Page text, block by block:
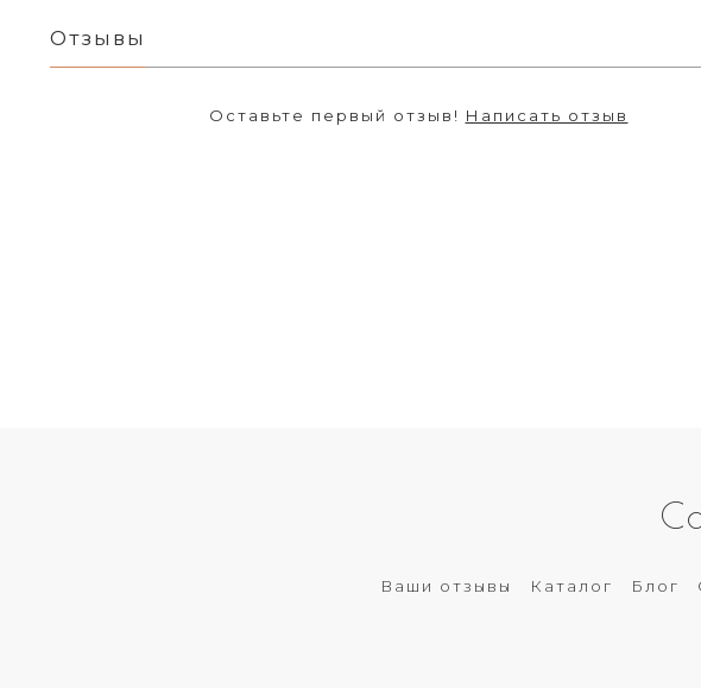
Отзывы
Оставьте первый отзыв! Написать отзыв
Ваши отзывы Каталог Блог